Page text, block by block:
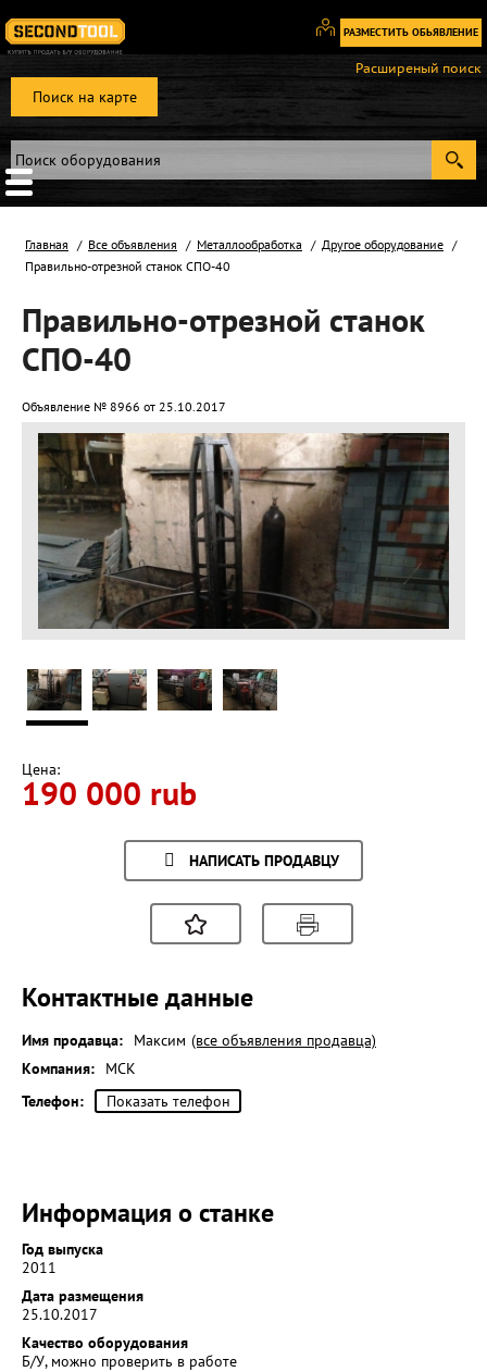
РАЗМЕСТИТЬ ОБЬЯВЛЕНИЕ
Вход
Регистрация
Поиск на карте
Расширеный поиск
Главная Все объявления Металлообработка
Другое оборудование
Правильно-отрезной станок СПО-40
Правильно-отрезной станок
СПО-40
Объявление № 8966 от 25.10.2017
Цена:
190 000 rub
НАПИСАТЬ ПРОДАВЦУ
Контактные данные
Имя продавца: Максим (все объявления продавца)
Компания:
МСК
Телефон:
Показать телефон
Информация о станке
Год выпуска
2011
Дата размещения
25.10.2017
Качество оборудования
Б/У, можно проверить в работе